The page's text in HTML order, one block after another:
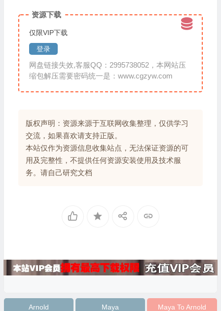
资源下载
仅限VIP下载
登录
网盘链接失效,客服QQ：2995738052，本网站压
缩包解压需要密码统一是：www.cgzyw.com
版权声明：资源来源于互联网收集整理，仅供学习
交流，如果喜欢请支持正版。
本站仅作为资源信息收集站点，无法保证资源的可
用及完整性，不提供任何资源安装使用及技术服
务。请自己研究文档
Arnold Maya Maya To Arnold